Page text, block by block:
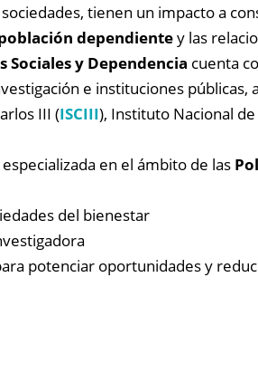
tienen un impacto a
dependientey las
y Dependencia cuenta
e instituciones
III (ISCIII), Instituto Nacional
en el ámbito de las
del bienestar
potenciar oportunidades y